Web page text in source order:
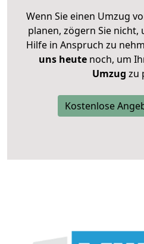
Wenn Sie einen Umzug
planen, zögern Sie
Hilfe in Anspruch zu
uns heutenoch, um
Umzug zu
Kostenlose